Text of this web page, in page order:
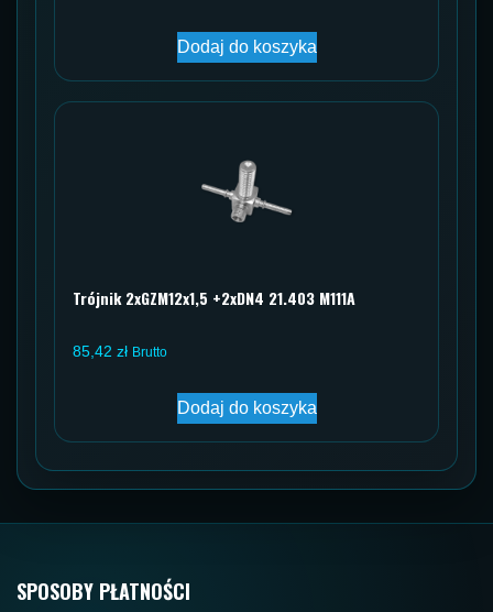
Dodaj do koszyka
Trójnik 2xGZM12x1,5 +2xDN4 21.403 M111A
85,42 zł Brutto
Dodaj do koszyka
SPOSOBY PŁATNOŚCI